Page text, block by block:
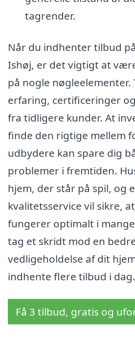
tagrender.
Når du indhenter tilbud
Ishøj, er det vigtigt at
på nogle nøgleelementer.
erfaring, certificeringer
fra tidligere kunder. At
finde den rigtige mellem
udbydere kan spare dig
problemer i fremtiden.
hjem, der står på spil, og
kvalitetsservice vil sikre,
fungerer optimalt i
tag et skridt mod en
vedligeholdelse af dit
indhente flere tilbud i dag.
Få 3 tilbud, gratis og